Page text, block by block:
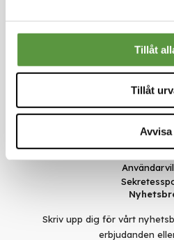
Tillåt
Tillåt
Avvisa
Skriv upp dig för vårt
erbjudanden
Länkar
Om oss
Nyheter
Meal
451 30
Org.nr.